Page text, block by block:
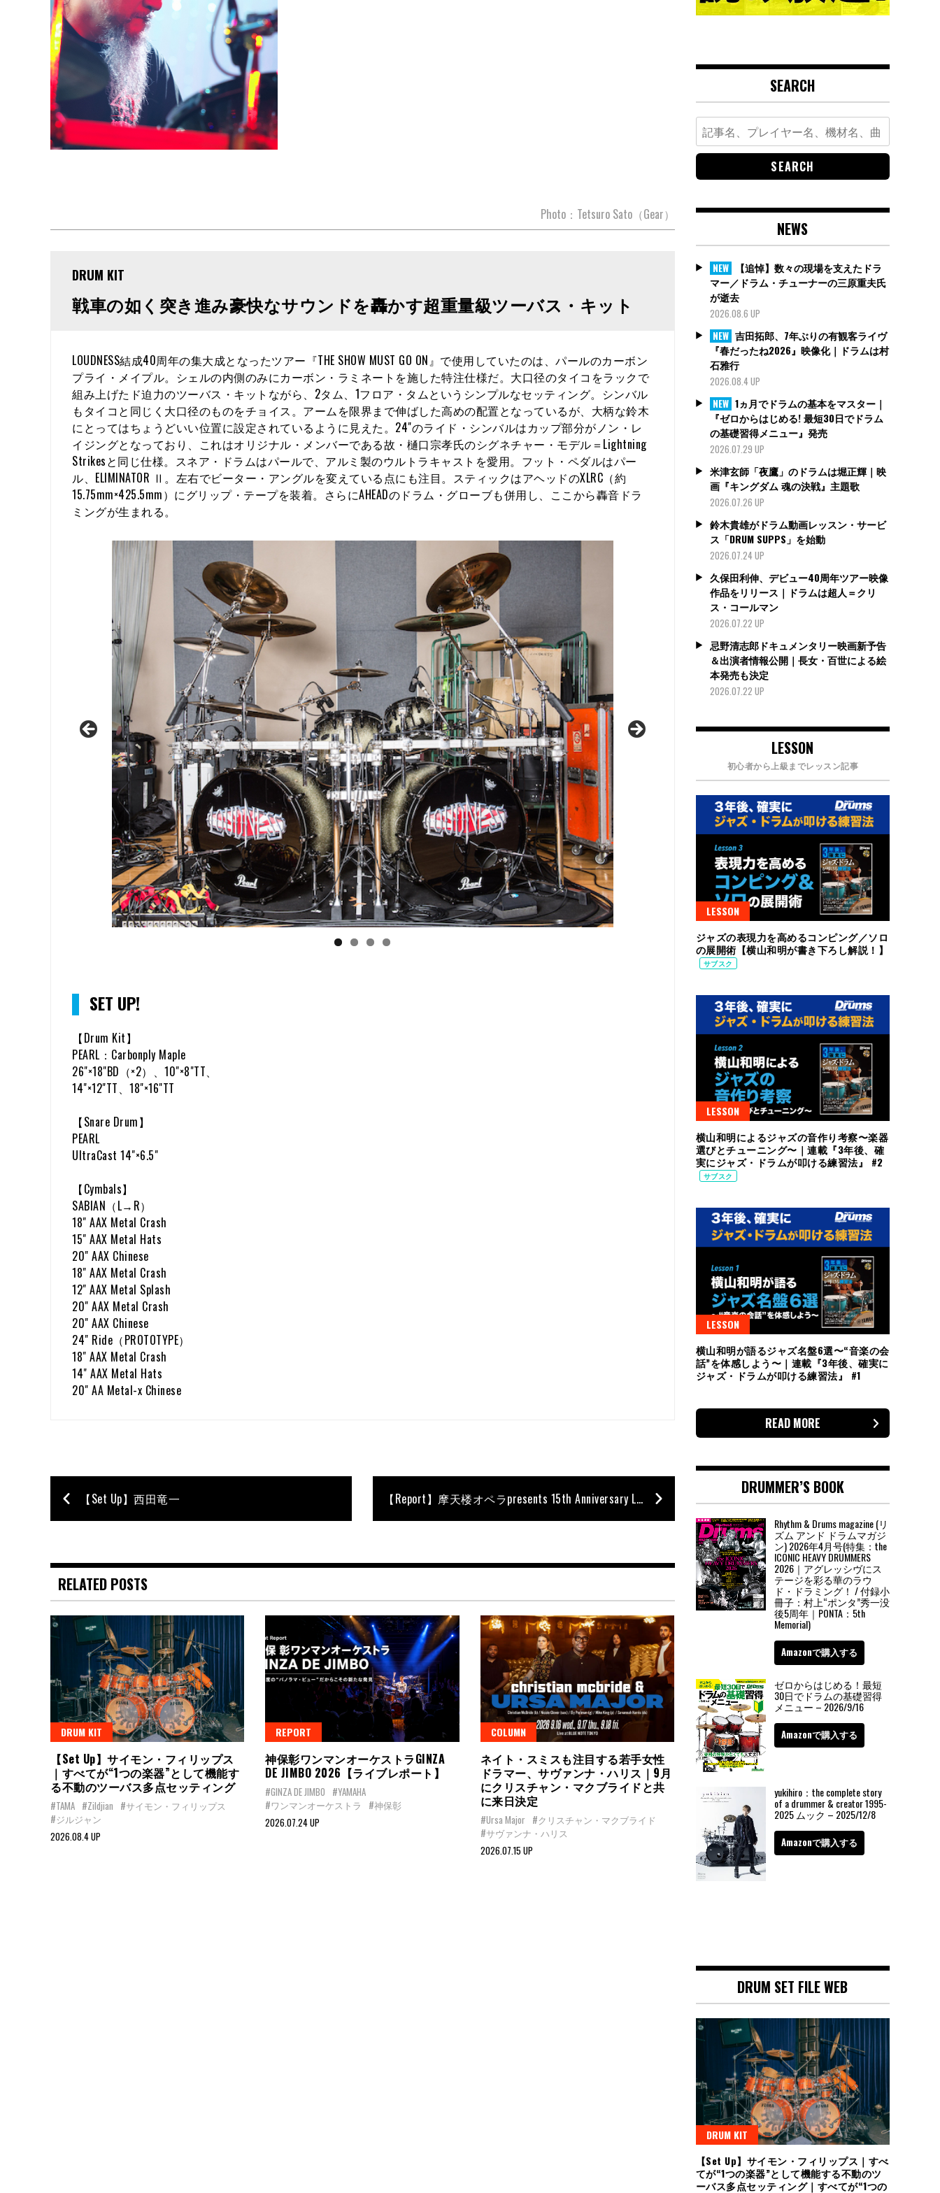
Photo：Tetsuro Sato（Gear）
DRUM KIT
戦車の如く突き進み豪快なサウンドを轟かす超重量級ツーバス・キット
LOUDNESS結成40周年の集大成となったツアー『THE SHOW MUST GO ON』で使用していたのは、パールのカーボン
プライ・メイプル。シェルの内側のみにカーボン・ラミネートを施した特注仕様だ。大口径のタイコをラックで
組み上げたド迫力のツーバス・キットながら、2タム、1フロア・タムというシンプルなセッティング。シンバル
もタイコと同じく大口径のものをチョイス。アームを限界まで伸ばした高めの配置となっているが、大柄な鈴木
にとってはちょうどいい位置に設定されているように見えた。24"のライド・シンバルはカップ部分がノン・レ
イジングとなっており、これはオリジナル・メンバーである故・樋口宗孝氏のシグネチャー・モデル＝Lightning
Strikesと同じ仕様。スネア・ドラムはパールで、アルミ製のウルトラキャストを愛用。フット・ペダルはパー
ル、ELIMINATOR Ⅱ。左右でビーター・アングルを変えている点にも注目。スティックはアヘッドのXLRC（約
15.75mm×425.5mm）にグリップ・テープを装着。さらにAHEADのドラム・グローブも併用し、ここから轟音ドラ
ミングが生まれる。
SET UP!
【Drum Kit】
PEARL：Carbonply Maple
26"×18"BD（×2）、10"×8"TT、
14"×12"TT、18"×16"TT
【Snare Drum】
PEARL
UltraCast 14"×6.5"
【Cymbals】
SABIAN（L→R）
18" AAX Metal Crash
15" AAX Metal Hats
20" AAX Chinese
18" AAX Metal Crash
12" AAX Metal Splash
20" AAX Metal Crash
20" AAX Chinese
24" Ride（PROTOTYPE）
18" AAX Metal Crash
14" AAX Metal Hats
20" AA Metal-x Chinese
【Set Up】西田竜一 【Report】摩天楼オペラpresents 15th Anniversary Live＠大手町三井ホール（d：響［摩天楼オペラ］）
RELATED POSTS
DRUM KIT
【Set Up】サイモン・フィリップス
｜すべてが“1つの楽器”として機能す
る不動のツーバス多点セッティング
#TAMA #Zildjian #サイモン・フィリップス
#ジルジャン
2026.08.4 UP
REPORT
神保彰ワンマンオーケストラGINZA
DE JIMBO 2026【ライブレポート】
#GINZA DE JIMBO #YAMAHA
#ワンマンオーケストラ
#神保彰
2026.07.24 UP
COLUMN
ネイト・スミスも注目する若手女性
ドラマー、サヴァンナ・ハリス｜9月
にクリスチャン・マクブライドと共
に来日決定
#Ursa Major #クリスチャン・マクブライド
#サヴァンナ・ハリス
2026.07.15 UP
SEARCH
Search
for:
NEWS
NEW
【追悼】数々の現場を支えたドラ
マー／ドラム・チューナーの三原重夫氏
が逝去
2026.08.6 UP
NEW 吉田拓郎、7年ぶりの有観客ライヴ
『春だったね2026』映像化｜ドラムは村
石雅行
2026.08.4 UP
NEW 1ヵ月でドラムの基本をマスター｜
『ゼロからはじめる! 最短30日でドラム
の基礎習得メニュー』発売
2026.07.29 UP
米津玄師「夜鷹」のドラムは堀正輝｜映
画『キングダム 魂の決戦』主題歌
2026.07.26 UP
鈴木貴雄がドラム動画レッスン・サービ
ス「DRUM SUPPS」を始動
2026.07.24 UP
久保田利伸、デビュー40周年ツアー映像
作品をリリース｜ドラムは超人＝クリ
ス・コールマン
2026.07.22 UP
忌野清志郎ドキュメンタリー映画新予告
＆出演者情報公開｜長女・百世による絵
本発売も決定
2026.07.22 UP
LESSON
初心者から上級までレッスン記事
LESSON
ジャズの表現力を高めるコンピング／ソロ
の展開術【横山和明が書き下ろし解説！】
サブスク
LESSON
横山和明によるジャズの音作り考察〜楽器
選びとチューニング〜｜連載『3年後、確
実にジャズ・ドラムが叩ける練習法』 #2
サブスク
LESSON
横山和明が語るジャズ名盤6選〜“音楽の会
話”を体感しよう〜｜連載『3年後、確実に
ジャズ・ドラムが叩ける練習法』 #1
READ MORE
DRUMMER’S BOOK
Rhythm & Drums magazine (リ
ズム アンド ドラムマガジ
ン) 2026年4月号(特集：the
ICONIC HEAVY DRUMMERS
2026｜アグレッシヴにス
テージを彩る華のラウ
ド・ドラミング！ / 付録小
冊子：村上“ポンタ”秀一没
後5周年｜PONTA：5th
Memorial)
Amazonで購入する
ゼロからはじめる！最短
30日でドラムの基礎習得
メニュー – 2026/9/16
Amazonで購入する
yukihiro：the complete story
of a drummer & creator 1995-
2025 ムック – 2025/12/8
Amazonで購入する
DRUM SET FILE WEB
DRUM KIT
【Set Up】サイモン・フィリップス｜すべ
てが“1つの楽器”として機能する不動のツ
ーバス多点セッティング｜すべてが“1つの